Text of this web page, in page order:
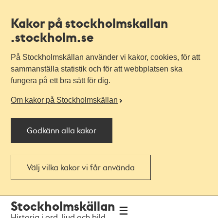
Kakor på stockholmskallan
.stockholm.se
På Stockholmskällan använder vi kakor, cookies, för att
sammanställa statistik och för att webbplatsen ska
fungera på ett bra sätt för dig.
Om kakor på Stockholmskällan
Godkänn alla kakor
Välj vilka kakor vi får använda
navigationen
huvudinnehållet
Stockholmskällan